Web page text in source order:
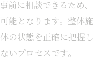
前に相談できるため、
能となります。整体施
の状態を正確に把握し
いプロセスです。